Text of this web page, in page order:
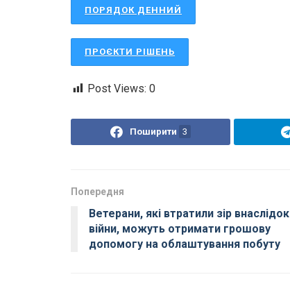
ПОРЯДОК ДЕННИЙ
ПРОЄКТИ РІШЕНЬ
Post Views: 0
Поширити 3
Попередня
Ветерани, які втратили зір внаслідок
війни, можуть отримати грошову
допомогу на облаштування побуту